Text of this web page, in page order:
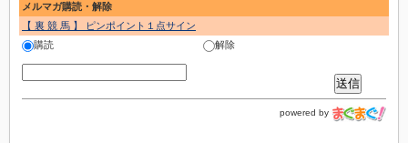
メルマガ購読・解除
【 裏 競 馬 】 ピンポイント１点サイン
購読
解除
powered by